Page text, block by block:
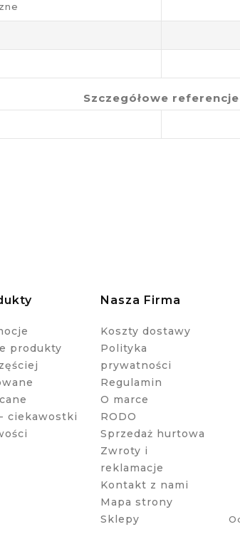
Szczegółowe referencje
produkty
ciekawostki
Nasza Firma
Koszty dostawy
Polityka
prywatności
Regulamin
O marce
RODO
Sprzedaż hurtowa
Zwroty i
reklamacje
Kontakt z nami
Mapa strony
Sklepy